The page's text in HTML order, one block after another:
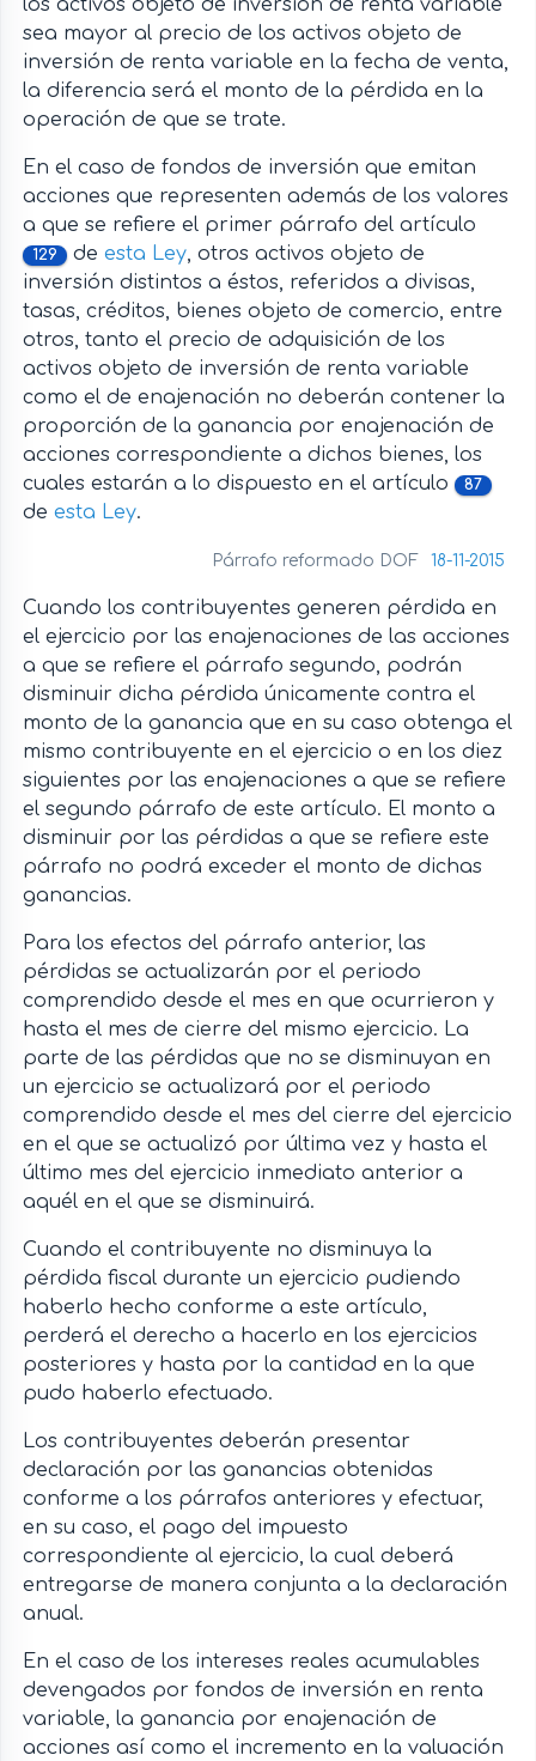
los activos objeto de inversión de renta variable
sea mayor al precio de los activos objeto de
inversión de renta variable en la fecha de venta,
la diferencia será el monto de la pérdida en la
operación de que se trate.
En el caso de fondos de inversión que emitan
acciones que representen además de los valores
a que se refiere el primer párrafo del artículo
129 de esta Ley, otros activos objeto de
inversión distintos a éstos, referidos a divisas,
tasas, créditos, bienes objeto de comercio, entre
otros, tanto el precio de adquisición de los
activos objeto de inversión de renta variable
como el de enajenación no deberán contener la
proporción de la ganancia por enajenación de
acciones correspondiente a dichos bienes, los
cuales estarán a lo dispuesto en el artículo
87
de esta Ley.
Párrafo reformado DOF 18-11-2015
Cuando los contribuyentes generen pérdida en
el ejercicio por las enajenaciones de las acciones
a que se refiere el párrafo segundo, podrán
disminuir dicha pérdida únicamente contra el
monto de la ganancia que en su caso obtenga el
mismo contribuyente en el ejercicio o en los diez
siguientes por las enajenaciones a que se refiere
el segundo párrafo de este artículo. El monto a
disminuir por las pérdidas a que se refiere este
párrafo no podrá exceder el monto de dichas
ganancias.
Para los efectos del párrafo anterior, las
pérdidas se actualizarán por el periodo
comprendido desde el mes en que ocurrieron y
hasta el mes de cierre del mismo ejercicio. La
parte de las pérdidas que no se disminuyan en
un ejercicio se actualizará por el periodo
comprendido desde el mes del cierre del ejercicio
en el que se actualizó por última vez y hasta el
último mes del ejercicio inmediato anterior a
aquél en el que se disminuirá.
Cuando el contribuyente no disminuya la
pérdida fiscal durante un ejercicio pudiendo
haberlo hecho conforme a este artículo,
perderá el derecho a hacerlo en los ejercicios
posteriores y hasta por la cantidad en la que
pudo haberlo efectuado.
Los contribuyentes deberán presentar
declaración por las ganancias obtenidas
conforme a los párrafos anteriores y efectuar,
en su caso, el pago del impuesto
correspondiente al ejercicio, la cual deberá
entregarse de manera conjunta a la declaración
anual.
En el caso de los intereses reales acumulables
devengados por fondos de inversión en renta
variable, la ganancia por enajenación de
acciones así como el incremento en la valuación